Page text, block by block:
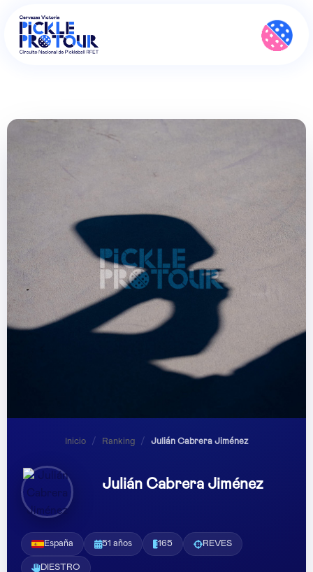
Inicio / Ranking / Julián Cabrera Jiménez
Julián Cabrera Jiménez
España 51 años 165 REVES
DIESTRO